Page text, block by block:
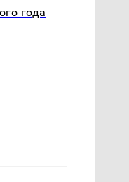
года